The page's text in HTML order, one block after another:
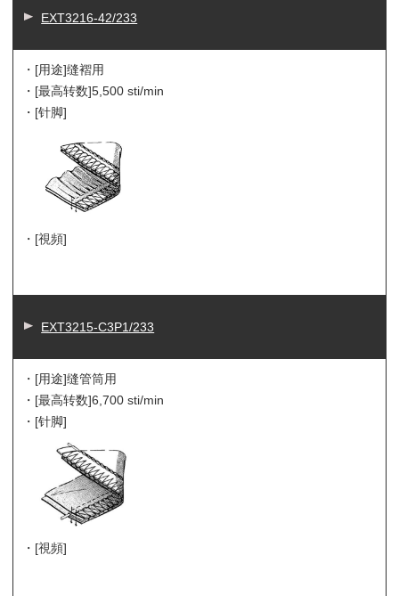
EXT3216-42/233
・[用途]缝褶用
・[最高转数]5,500 sti/min
・[针脚]
・[視頻]
EXT3215-C3P1/233
・[用途]缝管筒用
・[最高转数]6,700 sti/min
・[针脚]
・[視頻]